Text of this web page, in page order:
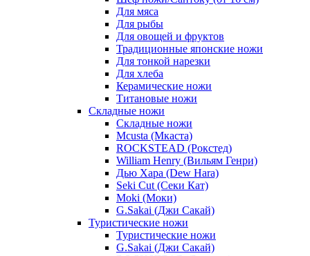
Для мяса
Для рыбы
Для овощей и фруктов
Традиционные японские ножи
Для тонкой нарезки
Для хлеба
Керамические ножи
Титановые ножи
Складные ножи
Складные ножи
Mcusta (Мкаста)
ROCKSTEAD (Рокстед)
William Henry (Вильям Генри)
Дью Хара (Dew Hara)
Seki Cut (Секи Кат)
Moki (Моки)
G.Sakai (Джи Сакай)
Туристические ножи
Туристические ножи
G.Sakai (Джи Сакай)